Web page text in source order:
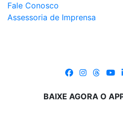
Fale Conosco
Assessoria de Imprensa
BAIXE AGORA O